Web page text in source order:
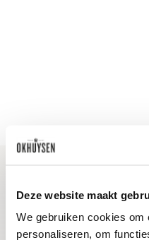
Deze website maakt
We gebruiken cookies
personaliseren, om
Blijf op de
Ontvang het laatste
evenementen